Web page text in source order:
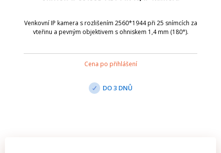
Venkovní IP kamera s rozlišením 2560*1944 při 25 snímcích za
vteřinu a pevným objektivem s ohniskem 1,4 mm (180°).
Cena po přihlášení
DO 3 DNŮ